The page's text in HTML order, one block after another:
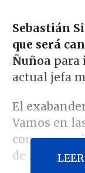
Sebastián
que será
Ñuñoa para
actual jefa
El
Vamos en
conocer su
de la red